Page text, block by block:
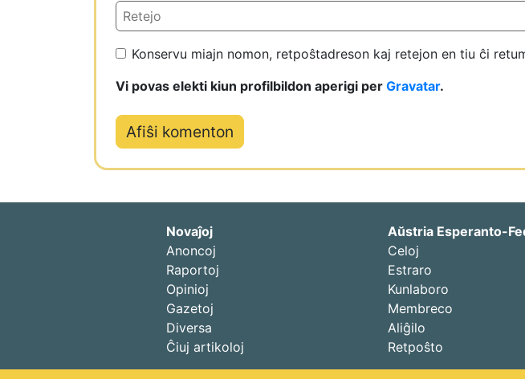
Konservu miajn nomon, retpoŝtadreson kaj retejon en tiu ĉi
Vi povas elekti kiun profilbildon aperigi per Gravatar.
Novaĵoj
Anoncoj
Raportoj
Opinioj
Gazetoj
Diversa
Ĉiuj artikoloj
Aŭstria Esperanto-
Celoj
Estraro
Kunlaboro
Membreco
Aliĝilo
Retpoŝto